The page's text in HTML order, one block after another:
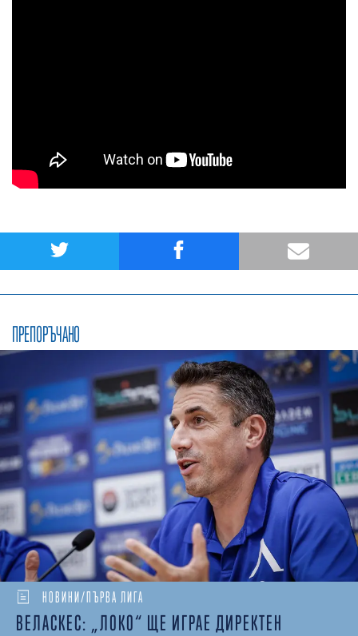
ПРЕПОРЪЧАНО
НОВИНИ/ПЪРВА ЛИГА
ВЕЛАСКЕС: „ЛОКО“ ЩЕ ИГРАЕ ДИРЕКТЕН